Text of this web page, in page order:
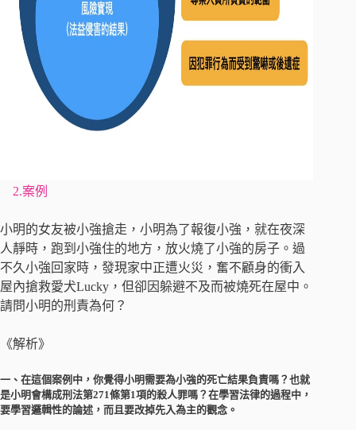
2.案例
小明的女友被小強搶走，小明為了報復小強，就在夜深
人靜時，跑到小強住的地方，放火燒了小強的房子。過
不久小強回家時，發現家中正遭火災，奮不顧身的衝入
屋內搶救愛犬Lucky，但卻因躲避不及而被燒死在屋中。
請問小明的刑責為何？
《解析》
一、在這個案例中，你覺得小明需要為小強的死亡結果負責嗎？也就
是小明會構成刑法第271條第1項的殺人罪嗎？在學習法律的過程中，
要學習邏輯性的論述，而且要改掉先入為主的觀念。